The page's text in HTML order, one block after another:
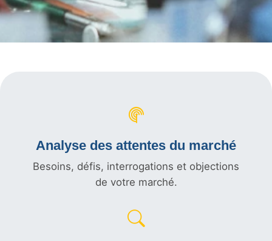
Analyse des attentes du marché
Besoins, défis, interrogations et objections
de votre marché.